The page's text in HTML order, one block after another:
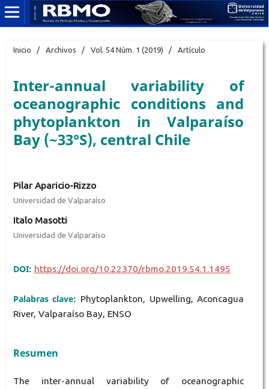
Inicio / Archivos / Vol. 54 Núm. 1 (2019) / Artículo
Inter-annual variability of
oceanographic conditions and
phytoplankton in Valparaíso
Bay (~33°S), central Chile
Pilar Aparicio-Rizzo
Universidad de Valparaíso
Italo Masotti
Universidad de Valparaíso
DOI: https://doi.org/10.22370/rbmo.2019.54.1.1495
Palabras clave: Phytoplankton, Upwelling, Aconcagua
River, Valparaíso Bay, ENSO
Resumen
The inter-annual variability of oceanographic